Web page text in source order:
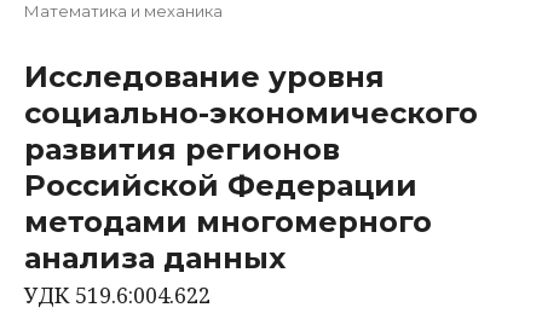
Математика и механика
Исследование уровня
социально-экономического
развития регионов
Российской Федерации
методами многомерного
анализа данных
УДК 519.6:004.622